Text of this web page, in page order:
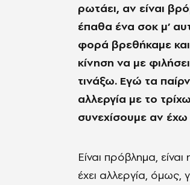
ρωτάει, αν είναι
έπαθα ένα σοκ μ’
φορά βρεθήκαμε και
κίνηση να με
τινάξω. Εγώ τα
αλλεργία με το
συνεχίσουμε αν έχω
Είναι πρόβλημα,
έχει αλλεργία, όμως,